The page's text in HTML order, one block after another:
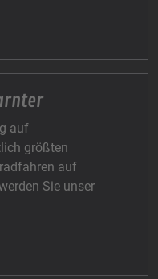
auf
größten
auf
Sie unser